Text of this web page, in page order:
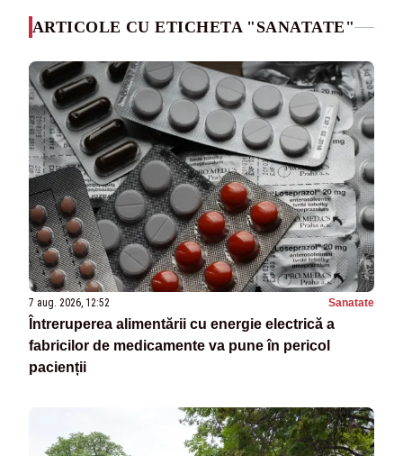
ARTICOLE CU ETICHETA "SANATATE"
7 aug. 2026, 12:52 Sanatate
Întreruperea alimentării cu energie electrică a
fabricilor de medicamente va pune în pericol
pacienții